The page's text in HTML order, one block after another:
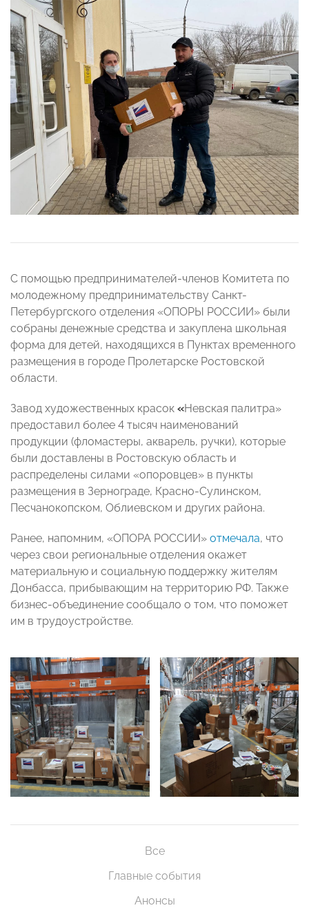
С помощью предпринимателей-членов Комитета по
молодежному предпринимательству Санкт-
Петербургского отделения «ОПОРЫ РОССИИ» были
собраны денежные средства и закуплена школьная
форма для детей, находящихся в Пунктах временного
размещения в городе Пролетарске Ростовской
области.
Завод художественных красок «Невская палитра»
предоставил более 4 тысяч наименований
продукции (фломастеры, акварель, ручки), которые
были доставлены в Ростовскую область и
распределены силами «опоровцев» в пункты
размещения в Зернограде, Красно-Сулинском,
Песчанокопском, Облиевском и других района.
Ранее, напомним, «ОПОРА РОССИИ» отмечала, что
через свои региональные отделения окажет
материальную и социальную поддержку жителям
Донбасса, прибывающим на территорию РФ. Также
бизнес-объединение сообщало о том, что поможет
им в трудоустройстве.
Все
Главные события
Анонсы